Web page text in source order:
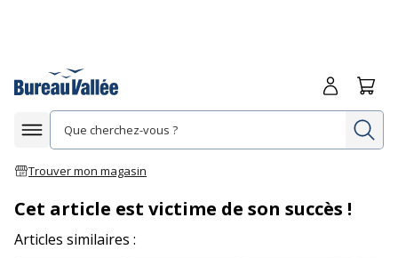
Afficher la navigation
Trouver mon magasin
Me
Cet article est victime de son succès !
Articles similaires :